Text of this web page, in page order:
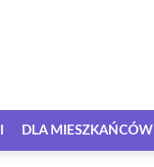
DLA MIESZKAŃCÓW